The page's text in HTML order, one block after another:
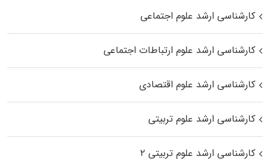
کارشناسی ارشد علوم اجتماعی
کارشناسی ارشد علوم ارتباطات اجتماعی
کارشناسی ارشد علوم اقتصادی
کارشناسی ارشد علوم تربیتی
کارشناسی ارشد علوم تربیتی ۲